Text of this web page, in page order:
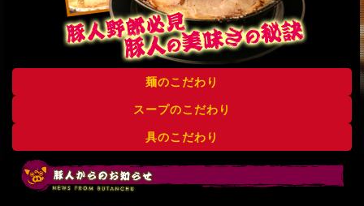
麺のこだわり
スープのこだわり
具のこだわり